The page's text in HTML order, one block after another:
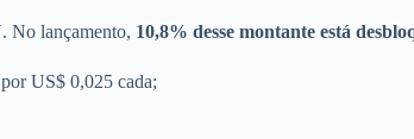
. No lançamento, 10,8% desse montante está
US$ 0,025 cada;